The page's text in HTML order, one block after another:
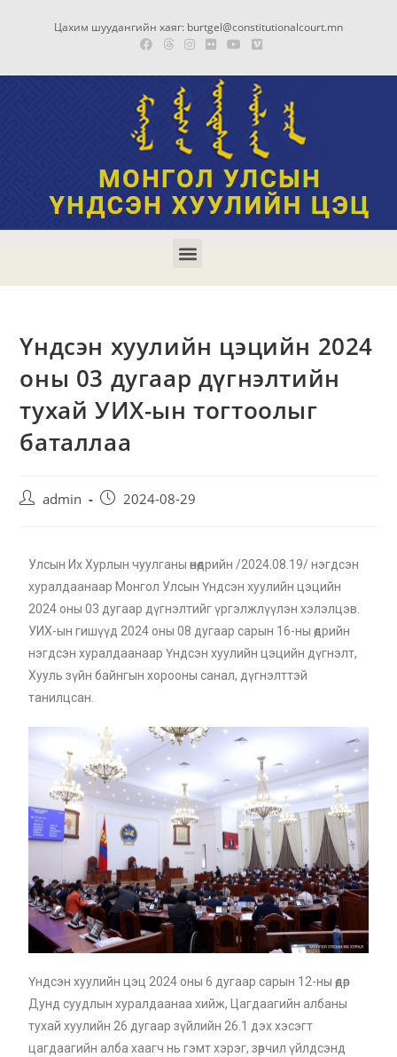
Цахим шуудангийн хаяг: burtgel@constitutionalcourt.mn
Үндсэн хуулийн цэцийн 2024
оны 03 дугаар дүгнэлтийн
тухай УИХ-ын тогтоолыг
баталлаа
admin 2024-08-29
Улсын Их Хурлын чуулганы өнөөдрийн /2024.08.19/ нэгдсэн
хуралдаанаар Монгол Улсын Үндсэн хуулийн цэцийн
2024 оны 03 дугаар дүгнэлтийг үргэлжлүүлэн хэлэлцэв.
УИХ-ын гишүүд 2024 оны 08 дугаар сарын 16-ны өдрийн
нэгдсэн хуралдаанаар Үндсэн хуулийн цэцийн дүгнэлт,
Хууль зүйн байнгын хорооны санал, дүгнэлттэй
танилцсан.
Үндсэн хуулийн цэц 2024 оны 6 дугаар сарын 12-ны өдөр
Дунд суудлын хуралдаанаа хийж, Цагдаагийн албаны
тухай хуулийн 26 дугаар зүйлийн 26.1 дэх хэсэгт
цагдаагийн алба хаагч нь гэмт хэрэг, зөрчил үйлдсэнд